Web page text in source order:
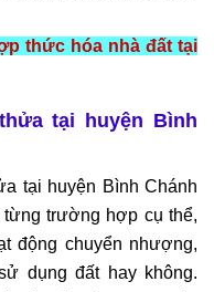
thức hóa nhà đất tại
tại huyện Bình
tại huyện Bình Chánh
trường hợp cụ thể,
động chuyển nhượng,
dụng đất hay không.